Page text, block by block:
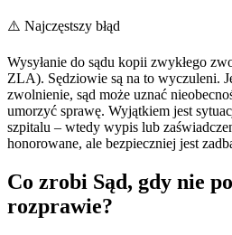
⚠️ Najczęstszy błąd
Wysyłanie do sądu kopii zwykłego
ZLA). Sędziowie są na to wyczuleni.
zwolnienie, sąd może uznać
umorzyć sprawę. Wyjątkiem jest
szpitalu – wtedy wypis lub
honorowane, ale bezpieczniej jest
Co zrobi Sąd, gdy nie
rozprawie?